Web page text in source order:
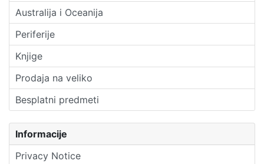
Australija i Oceanija
Periferije
Knjige
Prodaja na veliko
Besplatni predmeti
Informacije
Privacy Notice